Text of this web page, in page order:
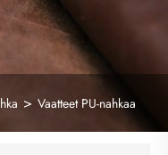
Vaatteet PU-nahkaa